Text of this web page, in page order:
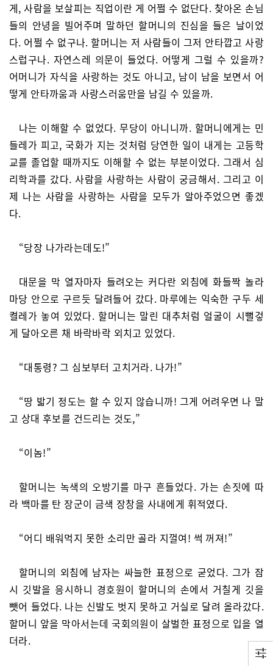
게, 사람을 보살피는 직업이란 게 어쩔 수 없단다. 찾아온 손님
들의 안녕을 빌어주며 말하던 할머니의 진심을 들은 날이었
다. 어쩔 수 없구나. 할머니는 저 사람들이 그저 안타깝고 사랑
스럽구나. 자연스레 의문이 들었다. 어떻게 그럴 수 있을까?
어머니가 자식을 사랑하는 것도 아니고, 남이 남을 보면서 어
떻게 안타까움과 사랑스러움만을 남길 수 있을까.
나는 이해할 수 없었다. 무당이 아니니까. 할머니에게는 민
들레가 피고, 국화가 지는 것처럼 당연한 일이 내게는 고등학
교를 졸업할 때까지도 이해할 수 없는 부분이었다. 그래서 심
리학과를 갔다. 사람을 사랑하는 사람이 궁금해서. 그리고 이
제 나는 사람을 사랑하는 사람을 모두가 알아주었으면 좋겠
다.
“당장 나가라는데도!”
대문을 막 열자마자 들려오는 커다란 외침에 화들짝 놀라
마당 안으로 구르듯 달려들어 갔다. 마루에는 익숙한 구두 세
켤레가 놓여 있었다. 할머니는 말린 대추처럼 얼굴이 시뻘겋
게 달아오른 채 바락바락 외치고 있었다.
“대통령? 그 심보부터 고치거라. 나가!”
“땅 밟기 정도는 할 수 있지 않습니까! 그게 어려우면 나 말
고 상대 후보를 건드리는 것도,”
“이놈!”
할머니는 녹색의 오방기를 마구 흔들었다. 가는 손짓에 따
라 백마를 탄 장군이 금색 장창을 사내에게 휘적였다.
“어디 배워먹지 못한 소리만 골라 지껄여! 썩 꺼져!”
할머니의 외침에 남자는 싸늘한 표정으로 굳었다. 그가 잠
시 깃발을 응시하니 경호원이 할머니의 손에서 거칠게 깃을
뺏어 들었다. 나는 신발도 벗지 못하고 거실로 달려 올라갔다.
할머니 앞을 막아서는데 국회의원이 살벌한 표정으로 입을 열
더라.